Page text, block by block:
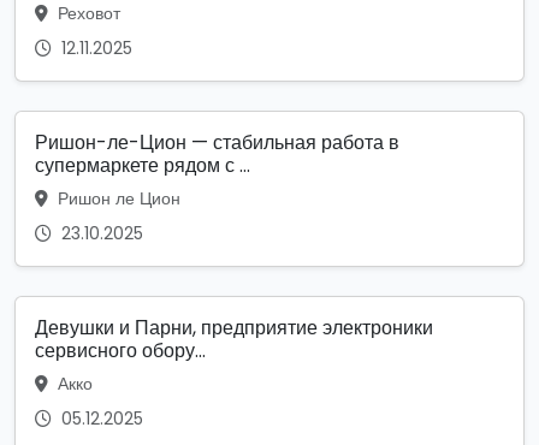
Реховот
12.11.2025
Ришон-ле-Цион — стабильная работа в
супермаркете рядом с ...
Ришон ле Цион
23.10.2025
Девушки и Парни, предприятие электроники
сервисного обору...
Акко
05.12.2025